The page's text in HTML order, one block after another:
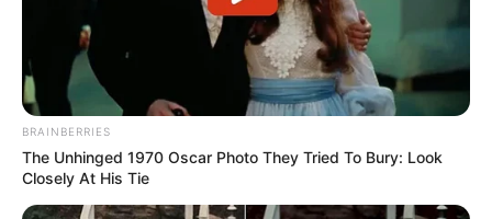
BRAINBERRIES
The Unhinged 1970 Oscar Photo They Tried To Bury: Look
Closely At His Tie